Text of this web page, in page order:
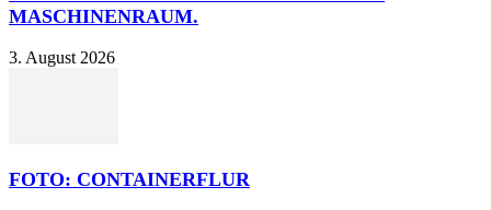
MASCHINENRAUM.
3. August 2026
FOTO: CONTAINERFLUR